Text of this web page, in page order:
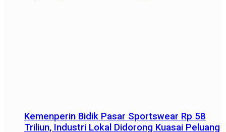
Kemenperin Bidik Pasar Sportswear Rp 58
Triliun, Industri Lokal Didorong Kuasai Peluang